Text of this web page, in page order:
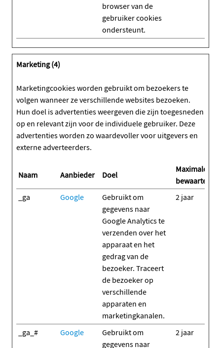
browser van de
gebruiker cookies
ondersteunt.
Marketing (4)
Marketingcookies worden gebruikt om bezoekers te
volgen wanneer ze verschillende websites bezoeken.
Hun doel is advertenties weergeven die zijn toegesneden
op en relevant zijn voor de individuele gebruiker. Deze
advertenties worden zo waardevoller voor uitgevers en
externe adverteerders.
Naam Aanbieder Doel
Maximale
_ga
Google
Gebruikt om
gegevens naar
Google Analytics te
verzenden over het
apparaat en het
gedrag van de
bezoeker. Traceert
de bezoeker op
verschillende
apparaten en
marketingkanalen.
2 jaar
_ga_# Google
Gebruikt om
gegevens naar
2 jaar